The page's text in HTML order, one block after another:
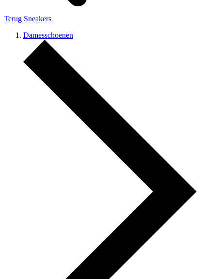
Terug Sneakers
Damesschoenen